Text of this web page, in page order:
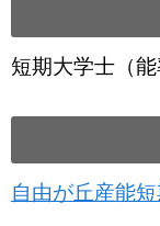
短期大学士（能
自由が丘産能